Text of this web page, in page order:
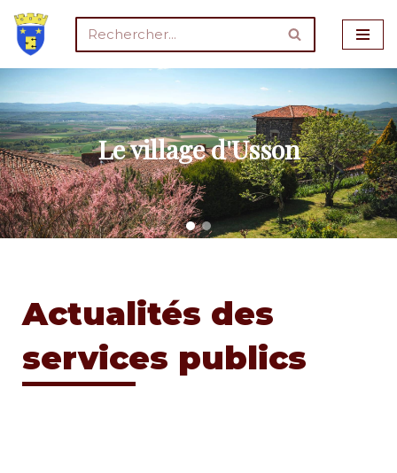
Aller
au
contenu
Le village d'Usson
Actualités des
services publics